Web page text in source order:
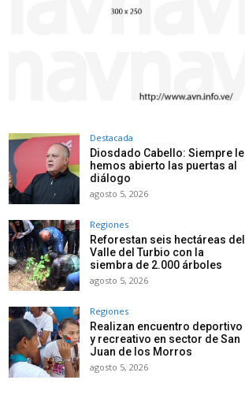
Destacada
Diosdado Cabello: Siempre le
hemos abierto las puertas al
diálogo
agosto 5, 2026
Regiones
Reforestan seis hectáreas del
Valle del Turbio con la
siembra de 2.000 árboles
agosto 5, 2026
Regiones
Realizan encuentro deportivo
y recreativo en sector de San
Juan de los Morros
agosto 5, 2026